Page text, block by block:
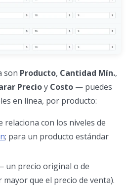
son Producto, Cantidad Mín.,
Precioy Costo — puedes
en línea, por producto:
relaciona con los niveles de
; para un producto estándar
un precio original o de
que el precio de venta).